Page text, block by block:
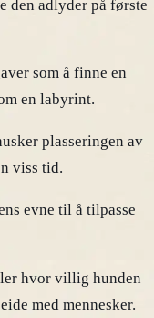
den adlyder på første
som å finne en
en labyrint.
plasseringen av
viss tid.
evne til å tilpasse
hvor villig hunden
med mennesker.